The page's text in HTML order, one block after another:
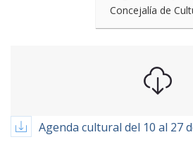
Concejalía de
Agenda cultural del 10 al 27